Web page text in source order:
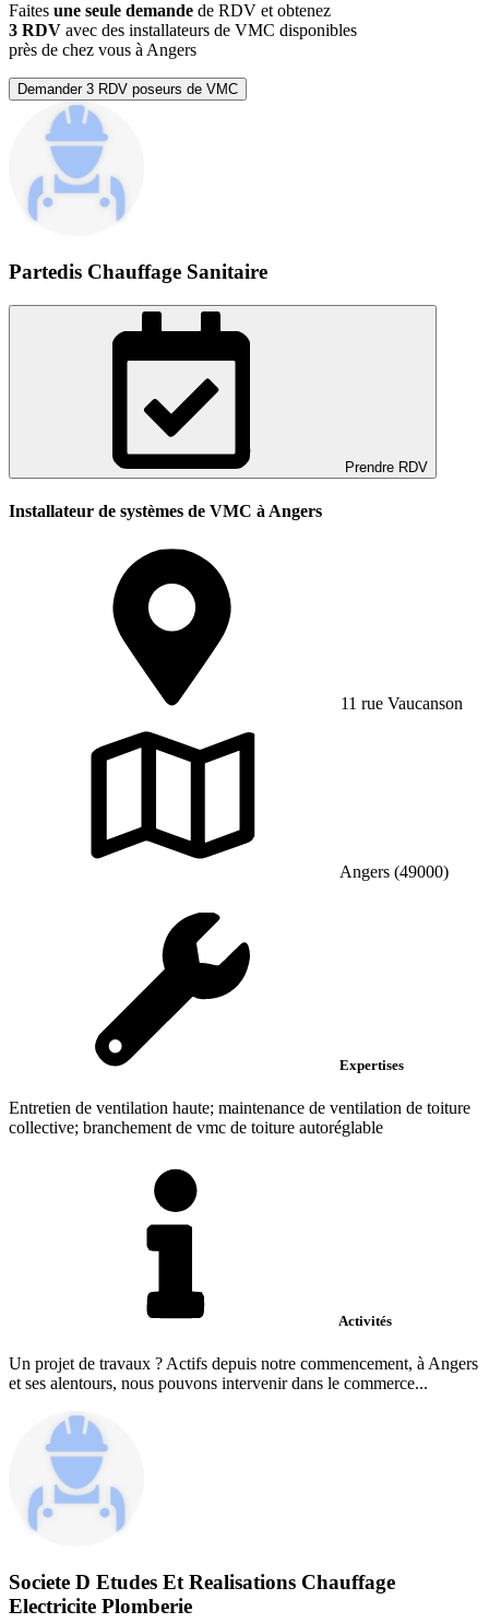
Faites une seule demande de RDV et obtenez
3 RDV avec des installateurs de VMC disponibles
près de chez vous à Angers
Demander 3 RDV poseurs de VMC
Partedis Chauffage Sanitaire
Prendre RDV
Installateur de systèmes de VMC à Angers
11 rue Vaucanson
Angers (49000)
Expertises
Entretien de ventilation haute; maintenance de ventilation de toiture
collective; branchement de vmc de toiture autoréglable
Activités
Un projet de travaux ? Actifs depuis notre commencement, à Angers
et ses alentours, nous pouvons intervenir dans le commerce...
Societe D Etudes Et Realisations Chauffage
Electricite Plomberie